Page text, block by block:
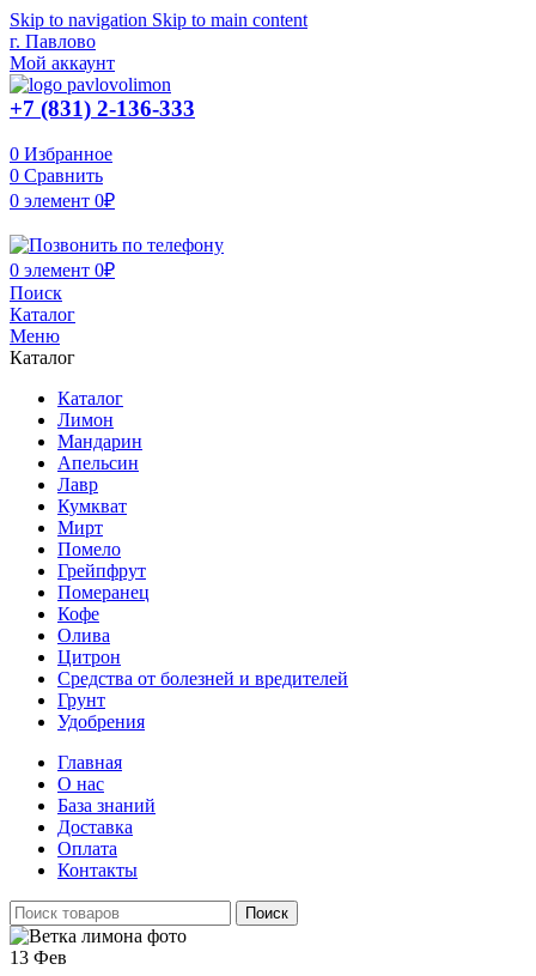
Skip to navigation Skip to main content
г. Павлово
Мой аккаунт
+7 (831) 2-136-333
0 Избранное
0 Сравнить
0 элемент 0₽
0 элемент 0₽
Поиск
Каталог
Меню
Каталог
Каталог
Лимон
Мандарин
Апельсин
Лавр
Кумкват
Мирт
Помело
Грейпфрут
Померанец
Кофе
Олива
Цитрон
Средства от болезней и вредителей
Грунт
Удобрения
Главная
О нас
База знаний
Доставка
Оплата
Контакты
Поиск
13 Фев